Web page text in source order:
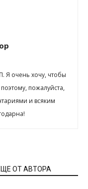
Я очень хочу, чтобы
пожалуйста,
и всяким
ОТ АВТОРА